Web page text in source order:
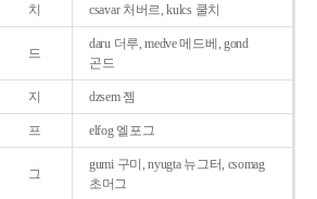
치 csavar 처버르, kulcs 쿨치
드
daru 더루, medve 메드베, gond
곤드
지 dzsem 젬
프 elfog 엘포그
그
gumi 구미, nyugta 뉴그터, csomag
초머그